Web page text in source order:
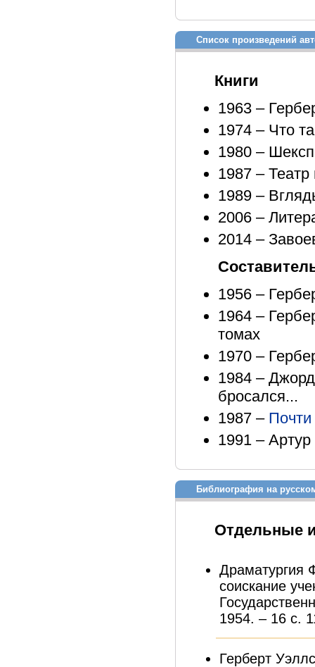
Список произведений
Книги
1963 –
1974 – Что
1980 –
1987 – Театр
1989 –
2006 –
2014 –
1956 –
1964 –
томах
1970 –
1984 –
бросался...
1987 – Почти
1991 –
Библиография на
Отдельные
Драматургия
соискание
1954. – 16 с.
Герберт